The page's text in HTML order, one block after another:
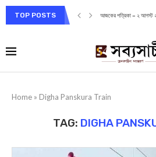
TOP POSTS আজকের পত্রিকা – ২ আগস্ট
Home » Digha Panskura Train
TAG: DIGHA